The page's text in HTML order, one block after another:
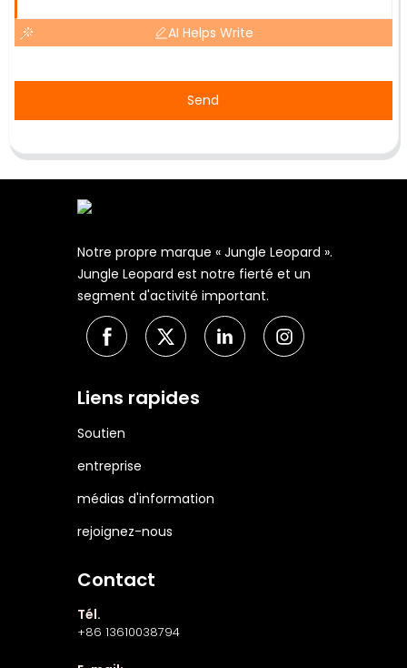
AI Helps Write
Send
Notre propre marque « Jungle Leopard ».
Jungle Leopard est notre fierté et un
segment d'activité important.
Liens rapides
Soutien
entreprise
médias d'information
rejoignez-nous
Contact
Tél.
+86 13610038794